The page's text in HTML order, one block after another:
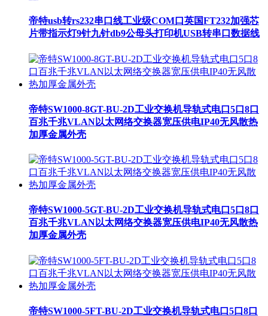
帝特usb转rs232串口线工业级COM口英国FT232加强芯
片带指示灯9针九针db9公母头打印机USB转串口数据线
帝特SW1000-8GT-BU-2D工业交换机导轨式电口5口8口
百兆千兆VLAN以太网络交换器宽压供电IP40无风散热
加厚金属外壳
帝特SW1000-5GT-BU-2D工业交换机导轨式电口5口8口
百兆千兆VLAN以太网络交换器宽压供电IP40无风散热
加厚金属外壳
帝特SW1000-5FT-BU-2D工业交换机导轨式电口5口8口